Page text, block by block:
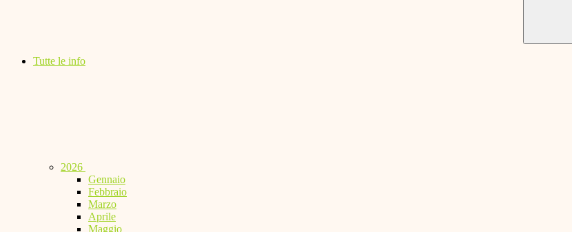
Tutte le info
2026
Gennaio
Febbraio
Marzo
Aprile
Maggio